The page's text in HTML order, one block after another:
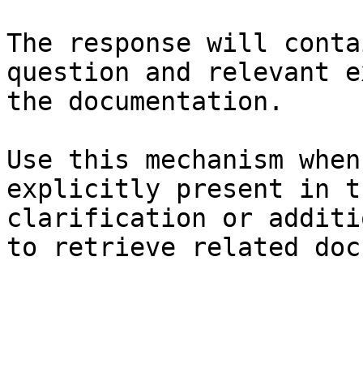
The response will
question and relevant
the documentation.
Use this mechanism
explicitly present in
clarification or